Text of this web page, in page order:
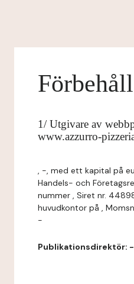
Förbehåll
1/ Utgivare av
www.azzurro-
, -, med ett kapital på
Handels- och
nummer , Siret nr.
huvudkontor på ,
-
Publikationsdirektör: